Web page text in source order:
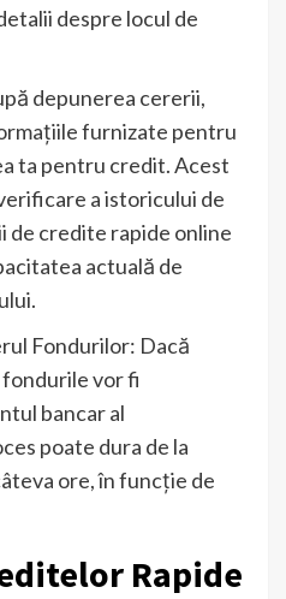
despre locul de
depunerea cererii,
furnizate pentru
ta pentru credit. Acest
a istoricului de
de credite rapide online
actuală de
Fondurilor: Dacă
vor fi
bancar al
poate dura de la
ore, în funcție de
Rapide